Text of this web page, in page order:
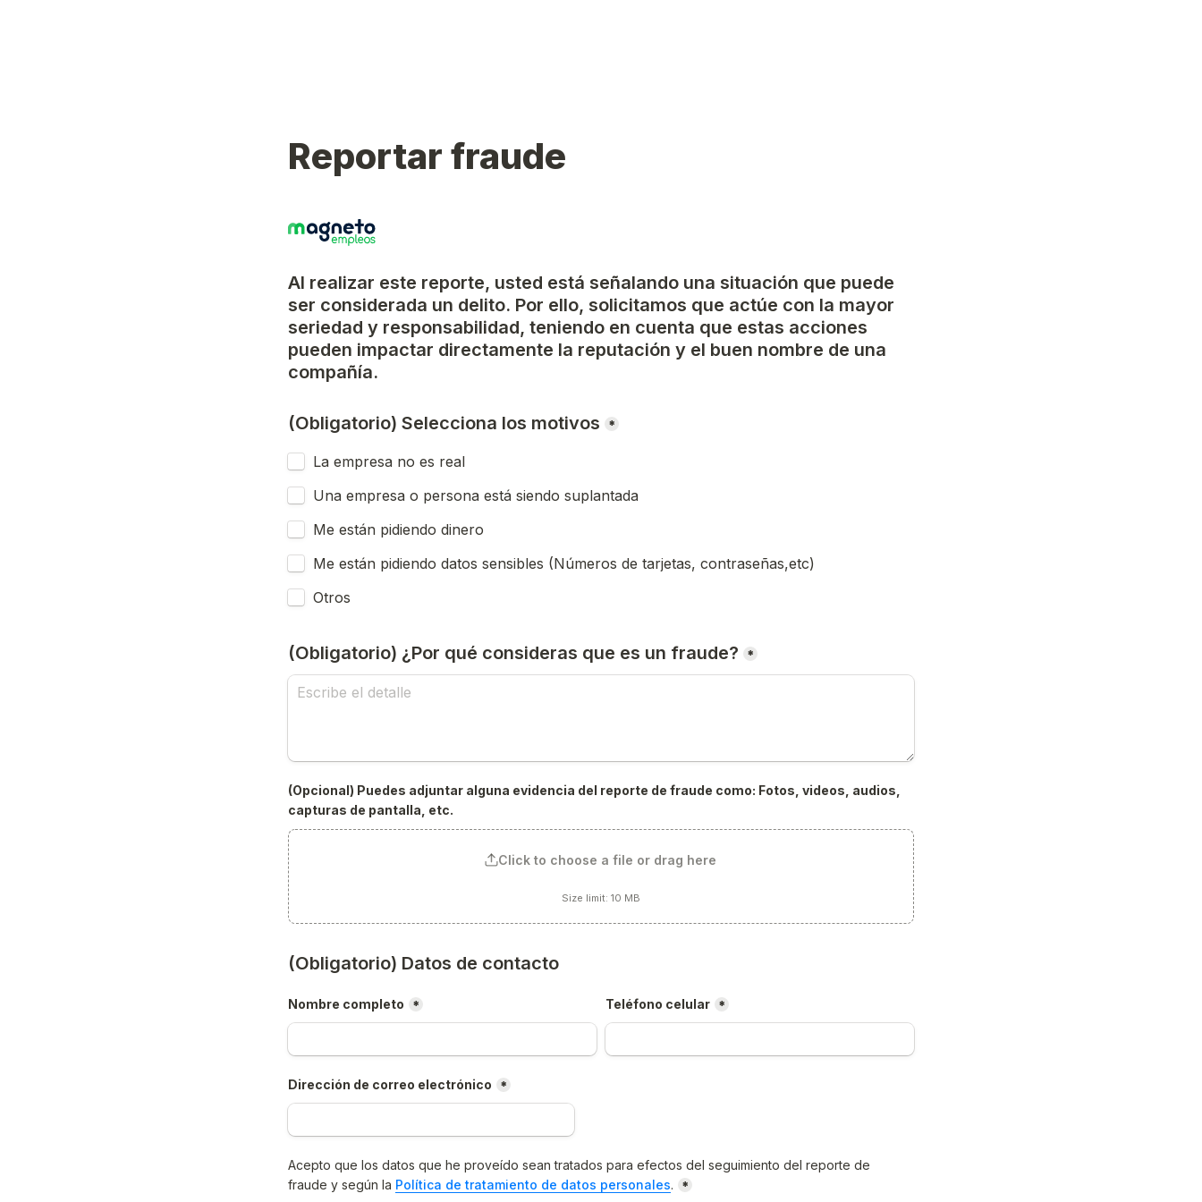
Reportar fraude
Al realizar este reporte, usted está señalando una situación que puede
ser considerada un delito. Por ello, solicitamos que actúe con la mayor
seriedad y responsabilidad, teniendo en cuenta que estas acciones
pueden impactar directamente la reputación y el buen nombre de una
compañía.
(Obligatorio) Selecciona los motivos *
La empresa no es real
Una empresa o persona está siendo suplantada
Me están pidiendo dinero
Me están pidiendo datos sensibles (Números de tarjetas, contraseñas,etc)
Otros
(Obligatorio) ¿Por qué consideras que es un fraude? *
(Opcional) Puedes adjuntar alguna evidencia del reporte de fraude como: Fotos, videos, audios,
capturas de pantalla, etc.
Click to choose a file or drag here
Size limit: 10 MB
(Obligatorio) Datos de contacto
Nombre completo * Teléfono celular *
Dirección de correo electrónico *
Acepto que los datos que he proveído sean tratados para efectos del seguimiento del reporte de
fraude y según la Política de tratamiento de datos personales. *